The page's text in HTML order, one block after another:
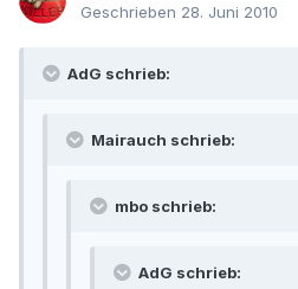
Geschrieben 28. Juni 2010
AdG schrieb:
Mairauch schrieb:
mbo schrieb:
AdG schrieb: